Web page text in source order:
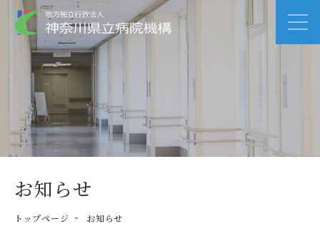
お知らせ
トップページ お知らせ